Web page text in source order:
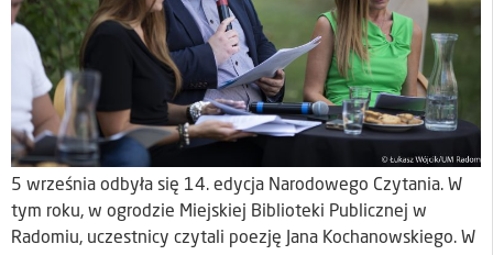
5 września odbyła się 14. edycja Narodowego Czytania. W
tym roku, w ogrodzie Miejskiej Biblioteki Publicznej w
Radomiu, uczestnicy czytali poezję Jana Kochanowskiego. W